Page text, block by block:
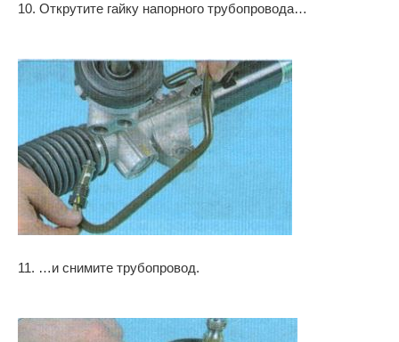
10. Открутите гайку напорного трубопровода…
11. …и снимите трубопровод.